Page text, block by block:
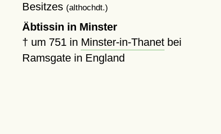
Besitzes (althochdt.)
Äbtissin in Minster
† um 751in Minster-in-Thanetbei
Ramsgate in England